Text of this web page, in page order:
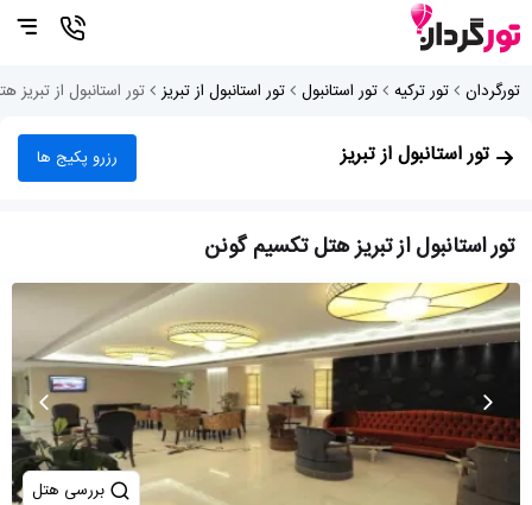
تورگردان تور ترکیه تور استانبول تور استانبول از تبریز تور استانبول از
تور استانبول از تبریز رزرو پکیج ها
تور استانبول از تبریز هتل تکسیم گونن
بررسی هتل